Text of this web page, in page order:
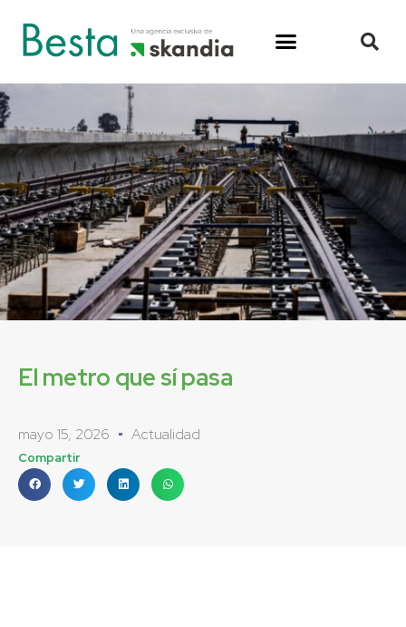
El metro que sí pasa
mayo 15, 2026 Actualidad
Compartir